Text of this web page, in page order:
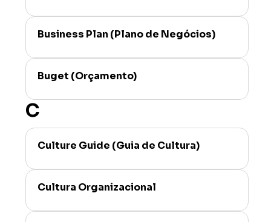
Business Plan (Plano de Negócios)
Buget (Orçamento)
C
Culture Guide (Guia de Cultura)
Cultura Organizacional